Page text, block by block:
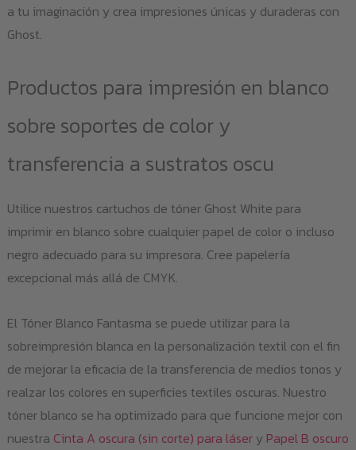
a tu imaginación y crea impresiones únicas y duraderas con
Ghost.
Productos para impresión en blanco
sobre soportes de color y
transferencia a sustratos oscu
Utilice nuestros cartuchos de tóner Ghost White para
imprimir en blanco sobre cualquier papel de color o incluso
negro adecuado para su impresora. Cree papelería
excepcional más allá de CMYK.
El Tóner Blanco Fantasma se puede utilizar para la
sobreimpresión blanca en la personalización textil con el fin
de mejorar la eficacia de la transferencia de medios tonos y
realzar los colores en superficies textiles oscuras. Nuestro
tóner blanco se ha optimizado para que funcione mejor con
nuestra Cinta A oscura (sin corte) para lásery Papel B oscuro